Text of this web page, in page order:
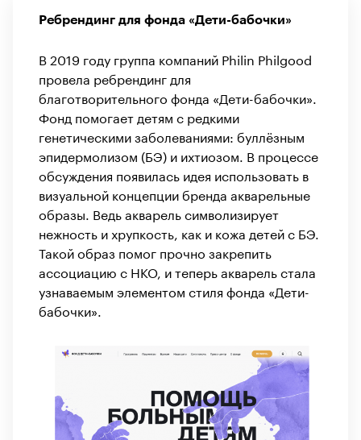
Ребрендинг для фонда «Дети-бабочки»
В 2019 году группа компаний Philin Philgood
провела ребрендинг для
благотворительного фонда «Дети-бабочки».
Фонд помогает детям с редкими
генетическими заболеваниями: буллёзным
эпидермолизом (БЭ) и ихтиозом. В процессе
обсуждения появилась идея использовать в
визуальной концепции бренда акварельные
образы. Ведь акварель символизирует
нежность и хрупкость, как и кожа детей с БЭ.
Такой образ помог прочно закрепить
ассоциацию с НКО, и теперь акварель стала
узнаваемым элементом стиля фонда «Дети-
бабочки».